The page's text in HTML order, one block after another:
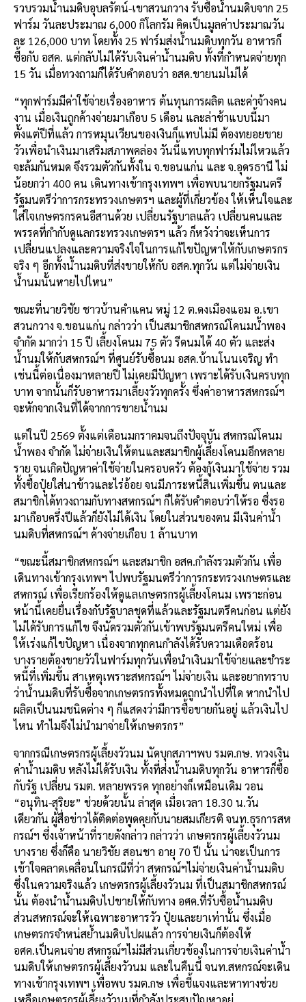
รวบรวมน้ำนมดิบอุบลรัตน์-เขาสวนกวาง รับซื้อน้ำนมดิบจาก 25
ฟาร์ม วันละประมาณ 6,000 กิโลกรัม คิดเป็นมูลค่าประมาณวัน
ละ 126,000 บาท โดยทั้ง 25 ฟาร์มส่งน้ำนมดิบทุกวัน อาหารก็
ซื้อกับ อสค. แต่กลับไม่ได้รับเงินค่าน้ำนมดิบ ทั้งที่กำหนดจ่ายทุก
15 วัน เมื่อทวงถามก็ได้รับคำตอบว่า อสค.ขายนมไม่ได้
“ทุกฟาร์มมีค่าใช้จ่ายเรื่องอาหาร ต้นทุนการผลิต และค่าจ้างคน
งาน เมื่อเงินถูกค้างจ่ายมาเกือบ 5 เดือน และล่าช้าแบบนี้มา
ตั้งแต่ปีที่แล้ว การหมุนเวียนของเงินก็แทบไม่มี ต้องทยอยขาย
วัวเพื่อนำเงินมาเสริมสภาพคล่อง วันนี้แทบทุกฟาร์มไม่ไหวแล้ว
จะล้มกันหมด จึงรวมตัวกันทั้งใน จ.ขอนแก่น และ จ.อุดรธานี ไม่
น้อยกว่า 400 คน เดินทางเข้ากรุงเทพฯ เพื่อพบนายกรัฐมนตรี
รัฐมนตรีว่าการกระทรวงเกษตรฯ และผู้ที่เกี่ยวข้อง ให้เห็นใจและ
ใส่ใจเกษตรกรคนอีสานด้วย เปลี่ยนรัฐบาลแล้ว เปลี่ยนคนและ
พรรคที่กำกับดูแลกระทรวงเกษตรฯ แล้ว ก็หวังว่าจะเห็นการ
เปลี่ยนแปลงและความจริงใจในการแก้ไขปัญหาให้กับเกษตรกร
จริง ๆ อีกทั้งน้ำนมดิบที่ส่งขายให้กับ อสค.ทุกวัน แต่ไม่จ่ายเงิน
น้ำนมนั้นหายไปไหน”
ขณะที่นายวิชัย ชาวบ้านคำแคน หมู่ 12 ต.ดงเมืองแอม อ.เขา
สวนกวาง จ.ขอนแก่น กล่าวว่า เป็นสมาชิกสหกรณ์โคนมน้ำพอง
จำกัด มากว่า 15 ปี เลี้ยงโคนม 75 ตัว รีดนมได้ 40 ตัว และส่ง
น้ำนมให้กับสหกรณ์ฯ ที่ศูนย์รับซื้อนม อสค.บ้านโนนเจริญ ทำ
เช่นนี้ต่อเนื่องมาหลายปี ไม่เคยมีปัญหา เพราะได้รับเงินครบทุก
บาท จากนั้นก็รับอาหารมาเลี้ยงวัวทุกครั้ง ซึ่งค่าอาหารสหกรณ์ฯ
จะหักจากเงินที่ได้จากการขายน้ำนม
แต่ในปี 2569 ตั้งแต่เดือนมกราคมจนถึงปัจจุบัน สหกรณ์โคนม
น้ำพอง จำกัด ไม่จ่ายเงินให้ตนและสมาชิกผู้เลี้ยงโคนมอีกหลาย
ราย จนเกิดปัญหาค่าใช้จ่ายในครอบครัว ต้องกู้เงินมาใช้จ่าย รวม
ทั้งซื้อปุ๋ยใส่นาข้าวและไร่อ้อย จนมีภาระหนี้สินเพิ่มขึ้น ตนและ
สมาชิกได้ทวงถามกับทางสหกรณ์ฯ ก็ได้รับคำตอบว่าให้รอ ซึ่งรอ
มาเกือบครึ่งปีแล้วก็ยังไม่ได้เงิน โดยในส่วนของตน มีเงินค่าน้ำ
นมดิบที่สหกรณ์ฯ ค้างจ่ายเกือบ 1 ล้านบาท
“ขณะนี้สมาชิกสหกรณ์ฯ และสมาชิก อสค.กำลังรวมตัวกัน เพื่อ
เดินทางเข้ากรุงเทพฯ ไปพบรัฐมนตรีว่าการกระทรวงเกษตรและ
สหกรณ์ เพื่อเรียกร้องให้ดูแลเกษตรกรผู้เลี้ยงโคนม เพราะก่อน
หน้านี้เคยยื่นเรื่องกับรัฐบาลชุดที่แล้วและรัฐมนตรีคนก่อน แต่ยัง
ไม่ได้รับการแก้ไข จึงนัดรวมตัวกันเข้าพบรัฐมนตรีคนใหม่ เพื่อ
ให้เร่งแก้ไขปัญหา เนื่องจากทุกคนกำลังได้รับความเดือดร้อน
บางรายต้องขายวัวในฟาร์มทุกวันเพื่อนำเงินมาใช้จ่ายและชำระ
หนี้ที่เพิ่มขึ้น สาเหตุเพราะสหกรณ์ฯ ไม่จ่ายเงิน และอยากทราบ
ว่าน้ำนมดิบที่รับซื้อจากเกษตรกรทั้งหมดถูกนำไปที่ใด หากนำไป
ผลิตเป็นนมชนิดต่าง ๆ ก็แสดงว่ามีการซื้อขายกันอยู่ แล้วเงินไป
ไหน ทำไมจึงไม่นำมาจ่ายให้เกษตรกร”
จากกรณีเกษตรกรผู้เลี้ยงวัวนม นัดบุกสภาฯพบ รมต.กษ. ทวงเงิน
ค่าน้ำนมดิบ หลังไม่ได้รับเงิน ทั้งที่ส่งน้ำนมดิบทุกวัน อาหารก็ซื้อ
กับรัฐ เปลี่ยน รมต. หลายพรรค ทุกอย่างก็เหมือนเดิม วอน
“อนุทิน-สุริยะ” ช่วยด้วยนั้น ล่าสุด เมื่อเวลา 18.30 น.วัน
เดียวกัน ผู้สื่อข่าวได้ติดต่อพูดคุยกับนายสมเกียรติ จนท.ธุรการสห
กรณ์ฯ ซึ่งเจ้าหน้าที่รายดังกล่าว กล่าวว่า เกษตรกรผู้เลี้ยงวัวนม
บางราย ซึ่งก็คือ นายวิชัย สอนชา อายุ 70 ปี นั้น น่าจะเป็นการ
เข้าใจคลาดเคลื่อนในกรณีที่ว่า สหกรณ์ฯไม่จ่ายเงินค่าน้ำนมดิบ
ซึ่งในความจริงแล้ว เกษตรกรผู้เลี้ยงวัวนม ที่เป็นสมาชิกสหกรณ์
นั้น ต้องนำน้ำนมดิบไปขายให้กับทาง อศค.ที่รับซื้อน้ำนมดิบ
ส่วนสหกรณ์จะให้เฉพาะอาหารวัว ปุ๋ยและยาเท่านั้น ซึ่งเมื่อ
เกษตรกรจำหน่สย้ำนมดิบไปผแล้ว การจ่ายเงินก็ต้องให้
อศค.เป็นคนจ่าย สหกรณ์ฯไม่มีส่วนเกี่ยวข้องในการจ่ายเงินค่าน้ำ
นมดิบให้เกษตรกรผู้เลี้ยงวัวนม และในคืนนี้ จนท.สหกรณ์จะเดิน
ทางเข้ากรุงเทพฯ เพื่อพบ รมต.กษ เพื่อชี้แจงและหาทางช่วย